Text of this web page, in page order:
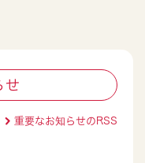
せ
重要なお知らせのRSS